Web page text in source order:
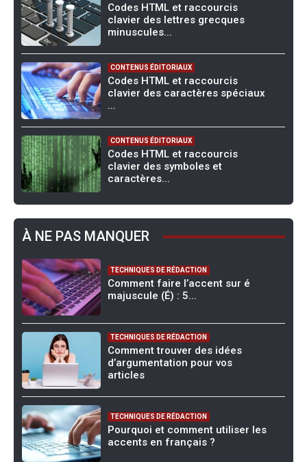
Codes HTML et raccourcis
clavier des lettres grecques
minuscules...
CONTENUS ÉDITORIAUX
Codes HTML et raccourcis
clavier des caractères spéciaux
...
CONTENUS ÉDITORIAUX
Codes HTML et raccourcis
clavier des symboles et
caractères...
À NE PAS MANQUER
TECHNIQUES DE RÉDACTION
Comment faire l’accent sur é
majuscule (É) : 5...
TECHNIQUES DE RÉDACTION
Comment trouver des idées
d’argumentation pour vos
articles
TECHNIQUES DE RÉDACTION
Pourquoi et comment utiliser les
accents en français ?